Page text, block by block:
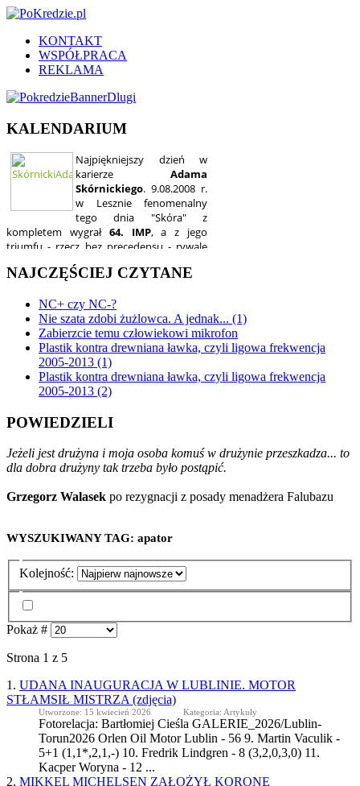
KONTAKT
WSPÓŁPRACA
REKLAMA
KALENDARIUM
NAJCZĘŚCIEJ CZYTANE
NC+ czy NC-?
Nie szata zdobi żużlowca. A jednak... (1)
Zabierzcie temu człowiekowi mikrofon
Plastik kontra drewniana ławka, czyli ligowa frekwencja
2005-2013 (1)
Plastik kontra drewniana ławka, czyli ligowa frekwencja
2005-2013 (2)
POWIEDZIELI
Jeżeli jest drużyna i moja osoba komuś w drużynie przeszkadza... to
dla dobra drużyny tak trzeba było postąpić.
Grzegorz Walasek po rezygnacji z posady menadżera Falubazu
WYSZUKIWANY TAG: apator
Kolejność:
Pokaż #
Strona 1 z 5
1. UDANA INAUGURACJA W LUBLINIE. MOTOR
STŁAMSIŁ MISTRZA (zdjęcia)
Utworzone: 15 kwiecień 2026 Kategoria: Artykuły
Fotorelacja: Bartłomiej Cieśla GALERIE_2026/Lublin-
Torun2026 Orlen Oil Motor Lublin - 56 9. Martin Vaculik -
5+1 (1,1*,2,1,-) 10. Fredrik Lindgren - 8 (3,2,0,3,0) 11.
Kacper Woryna - 12 ...
2. MIKKEL MICHELSEN ZAŁOŻYŁ KORONĘ